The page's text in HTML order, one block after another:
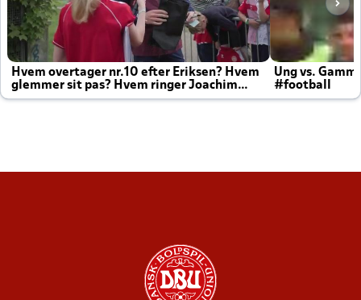
Hvem overtager nr.10 efter Eriksen? Hvem
glemmer sit pas? Hvem ringer Joachim
altid til efter kampe?
Ung vs.
#football